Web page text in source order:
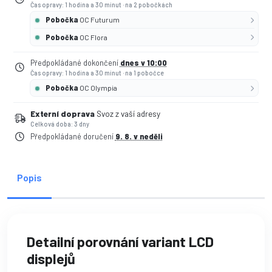
Čas opravy: 1 hodina a 30 minut · na 2 pobočkách
Pobočka OC Futurum
Pobočka OC Flora
Předpokládané dokončení dnes v 10:00
Čas opravy: 1 hodina a 30 minut · na 1 pobočce
Pobočka OC Olympia
Externí doprava Svoz z vaší adresy
Celková doba: 3 dny
Předpokládané doručení 9. 8. v neděli
Popis
Detailní porovnání variant LCD
displejů